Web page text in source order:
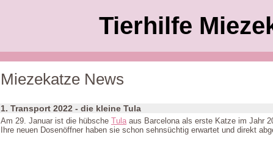
Tierhilfe
Miezekatze News
1. Transport 2022 - die kleine Tula
Am 29. Januar ist die hübsche Tulaaus Barcelona als erste Katze im Jahr
Ihre neuen Dosenöffner haben sie schon sehnsüchtig erwartet und direkt